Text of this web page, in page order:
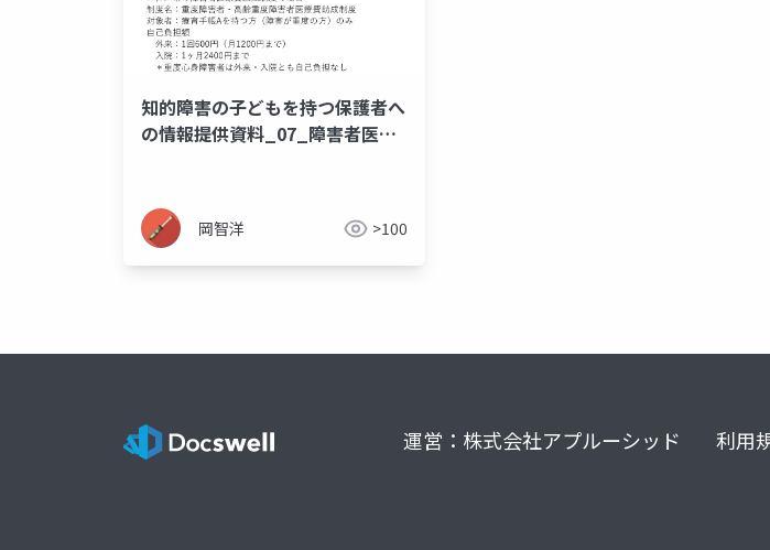
知的障害の子どもを持つ保護者へ
の情報提供資料_07_障害者医療
岡智洋 >100
運営：株式会社アプルーシッド 利用